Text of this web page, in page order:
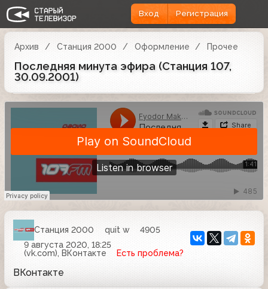
Вход Регистрация
Архив Станция 2000 Оформление Прочее
Последняя минута эфира (Станция 107,
30.09.2001)
Станция 2000 quit w
4905
9 августа 2020, 18:25
(vk.com), ВКонтакте
Есть проблема?
ВКонтакте